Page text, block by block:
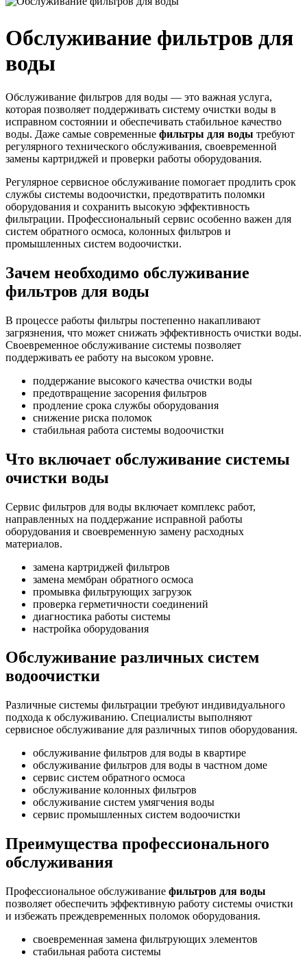
Обслуживание фильтров для
воды
Обслуживание фильтров для воды — это важная услуга,
которая позволяет поддерживать систему очистки воды в
исправном состоянии и обеспечивать стабильное качество
воды. Даже самые современные фильтры для воды требуют
регулярного технического обслуживания, своевременной
замены картриджей и проверки работы оборудования.
Регулярное сервисное обслуживание помогает продлить срок
службы системы водоочистки, предотвратить поломки
оборудования и сохранить высокую эффективность
фильтрации. Профессиональный сервис особенно важен для
систем обратного осмоса, колонных фильтров и
промышленных систем водоочистки.
Зачем необходимо обслуживание
фильтров для воды
В процессе работы фильтры постепенно накапливают
загрязнения, что может снижать эффективность очистки воды.
Своевременное обслуживание системы позволяет
поддерживать ее работу на высоком уровне.
поддержание высокого качества очистки воды
предотвращение засорения фильтров
продление срока службы оборудования
снижение риска поломок
стабильная работа системы водоочистки
Что включает обслуживание системы
очистки воды
Сервис фильтров для воды включает комплекс работ,
направленных на поддержание исправной работы
оборудования и своевременную замену расходных
материалов.
замена картриджей фильтров
замена мембран обратного осмоса
промывка фильтрующих загрузок
проверка герметичности соединений
диагностика работы системы
настройка оборудования
Обслуживание различных систем
водоочистки
Различные системы фильтрации требуют индивидуального
подхода к обслуживанию. Специалисты выполняют
сервисное обслуживание для различных типов оборудования.
обслуживание фильтров для воды в квартире
обслуживание фильтров для воды в частном доме
сервис систем обратного осмоса
обслуживание колонных фильтров
обслуживание систем умягчения воды
сервис промышленных систем водоочистки
Преимущества профессионального
обслуживания
Профессиональное обслуживание фильтров для воды
позволяет обеспечить эффективную работу системы очистки
и избежать преждевременных поломок оборудования.
своевременная замена фильтрующих элементов
стабильная работа системы